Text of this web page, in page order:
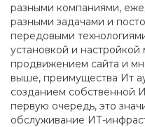
разными компаниями,
разными задачами и
передовыми
установкой и
продвижением сайта и
выше, преимущества Ит
созданием собственной
первую очередь, это
обслуживание ИТ-